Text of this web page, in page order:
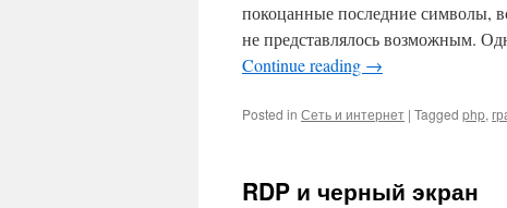
покоцанные последние символы,
не представлялось возможным.
Continue reading →
Posted in Сеть и интернет | Tagged php,
RDP и черный экран